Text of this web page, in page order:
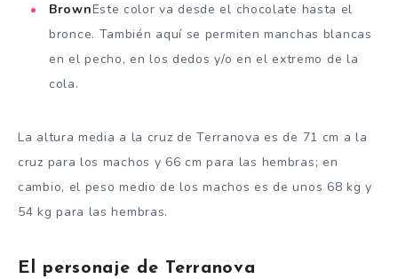
BrownEste color va desde el chocolate hasta el
bronce. También aquí se permiten manchas blancas
en el pecho, en los dedos y/o en el extremo de la
cola.
La altura media a la cruz de Terranova es de 71 cm a la
cruz para los machos y 66 cm para las hembras; en
cambio, el peso medio de los machos es de unos 68 kg y
54 kg para las hembras.
El personaje de Terranova